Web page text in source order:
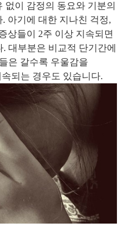
없이 감정의 동요와 기분의
. 아기에 대한 지나친 걱정,
상들이 2주 이상 지속되면
. 대부분은 비교적 단기간에
은 갈수록 우울감을
되는 경우도 있습니다.